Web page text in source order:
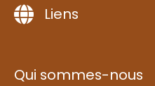
Liens
Qui sommes-nous